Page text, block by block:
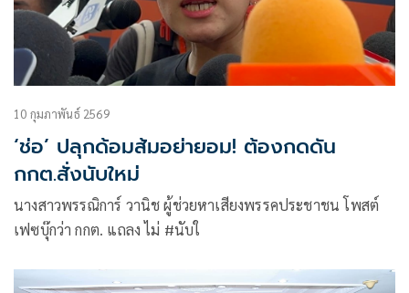
10 กุมภาพันธ์ 2569
‘ช่อ’ ปลุกด้อมส้มอย่ายอม! ต้องกดดัน
กกต.สั่งนับใหม่
นางสาวพรรณิการ์ วานิช ผู้ช่วยหาเสียงพรรคประชาชน โพสต์
เฟซบุ๊กว่า กกต. แถลง ไม่ #นับใ